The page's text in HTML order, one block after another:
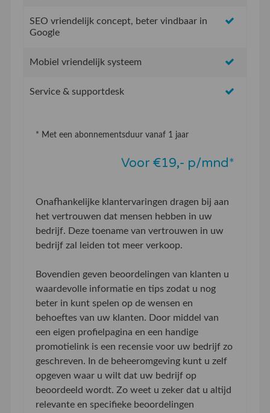
SEO vriendelijk concept, beter vindbaar in
Google
Mobiel vriendelijk systeem
Service & supportdesk
* Met een abonnementsduur vanaf 1 jaar
Voor €19,- p/mnd*
Onafhankelijke klantervaringen dragen bij aan
het vertrouwen dat mensen hebben in uw
bedrijf. Deze toename van vertrouwen in uw
bedrijf zal leiden tot meer verkoop.
Bovendien geven beoordelingen van klanten u
waardevolle informatie en tips zodat u nog
beter in kunt spelen op de wensen en
behoeftes van uw klanten. Door middel van
een eigen profielpagina en een handige
promotielink is een recensie voor uw bedrijf zo
geschreven. In de beheeromgeving kunt u zelf
opgeven waar u wilt dat uw bedrijf op
beoordeeld wordt. Zo weet u zeker dat u altijd
relevante en specifieke beoordelingen